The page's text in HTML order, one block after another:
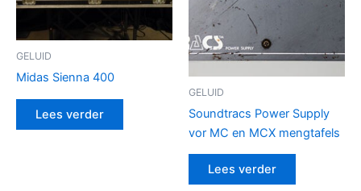
GELUID
Midas Sienna 400
Lees verder
GELUID
Soundtracs Power Supply
vor MC en MCX mengtafels
Lees verder